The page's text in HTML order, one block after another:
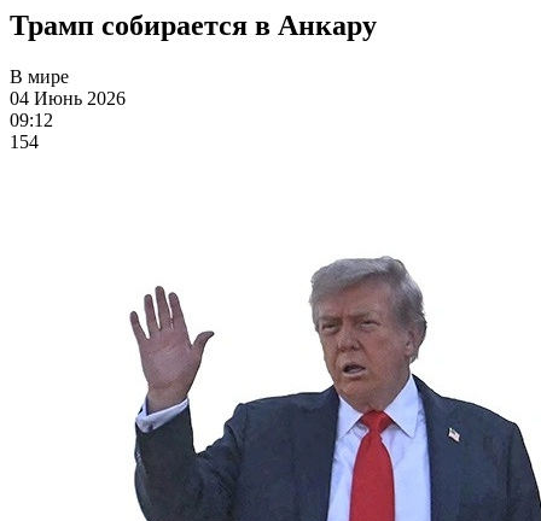
Трамп собирается в Анкару
В мире
04 Июнь 2026
09:12
154